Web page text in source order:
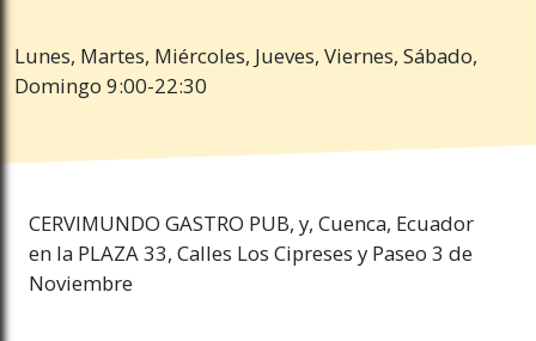
Lunes, Martes, Miércoles, Jueves, Viernes, Sábado,
Domingo 9:00-22:30
CERVIMUNDO GASTRO PUB, y, Cuenca, Ecuador
en la PLAZA 33, Calles Los Cipreses y Paseo 3 de
Noviembre